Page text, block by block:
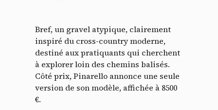
Bref, un gravel atypique, clairement
inspiré du cross-country moderne,
destiné aux pratiquants qui cherchent
à explorer loin des chemins balisés.
Côté prix, Pinarello annonce une seule
version de son modèle, affichée à 8500
€.